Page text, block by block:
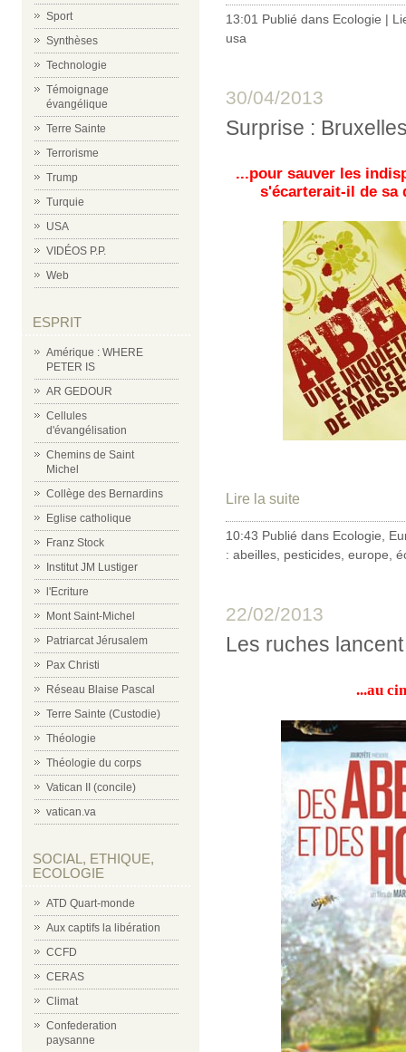
Sport
Synthèses
Technologie
Témoignage
évangélique
Terre Sainte
Terrorisme
Trump
Turquie
USA
VIDÉOS P.P.
Web
ESPRIT
Amérique : WHERE
PETER IS
AR GEDOUR
Cellules
d'évangélisation
Chemins de Saint
Michel
Collège des Bernardins
Eglise catholique
Franz Stock
Institut JM Lustiger
l'Ecriture
Mont Saint-Michel
Patriarcat Jérusalem
Pax Christi
Réseau Blaise Pascal
Terre Sainte (Custodie)
Théologie
Théologie du corps
Vatican II (concile)
vatican.va
SOCIAL, ETHIQUE,
ECOLOGIE
ATD Quart-monde
Aux captifs la libération
CCFD
CERAS
Climat
Confederation
paysanne
13:01 Publié dans Ecologie |
usa
30/04/2013
Surprise :
...pour sauver les
s'écarterait-il de sa
Lire la suite
10:43 Publié dans Ecologie,
: abeilles, pesticides, europe,
22/02/2013
Les ruches
...au